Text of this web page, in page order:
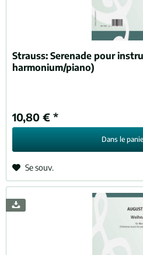
Strauss:Serenade pour
harmonium/piano)
10,80 € *
Dans le
Se souv.